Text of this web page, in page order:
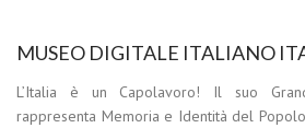
MUSEO DIGITALE ITALIANO
L’Italia è un Capolavoro! Il suo
rappresenta Memoria e Identità del